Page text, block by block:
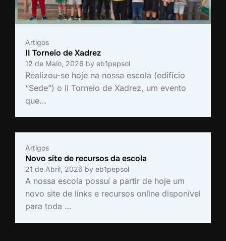
Artigos
II Torneio de Xadrez
12 de Maio, 2026 by eb1pepsol
Realizou-se hoje na nossa escola (edifício
“Sede”) o II Torneio de Xadrez, um evento
que…
Artigos
Novo site de recursos da escola
21 de Abril, 2026 by eb1pepsol
A nossa escola possuí a partir de hoje um
novo site de links e recursos online disponível
para toda …